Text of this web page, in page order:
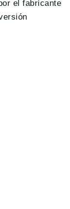
el fabricante